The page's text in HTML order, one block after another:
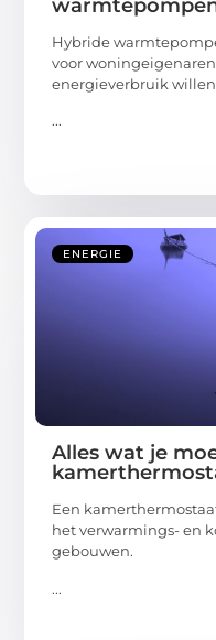
Hybride
voor
energieverbruik
...
ENERGIE
Alles wat je
Een
het verwarmings- en
gebouwen.
...